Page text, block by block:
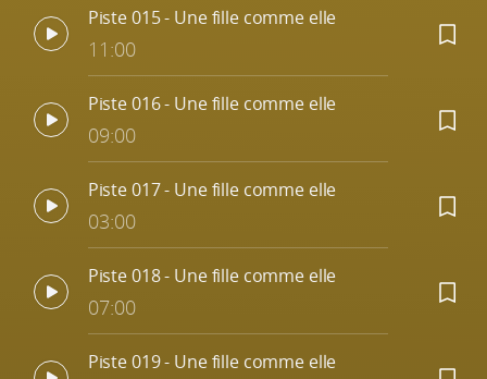
Piste 015 - Une fille comme elle
11:00
Piste 016 - Une fille comme elle
09:00
Piste 017 - Une fille comme elle
03:00
Piste 018 - Une fille comme elle
07:00
Piste 019 - Une fille comme elle